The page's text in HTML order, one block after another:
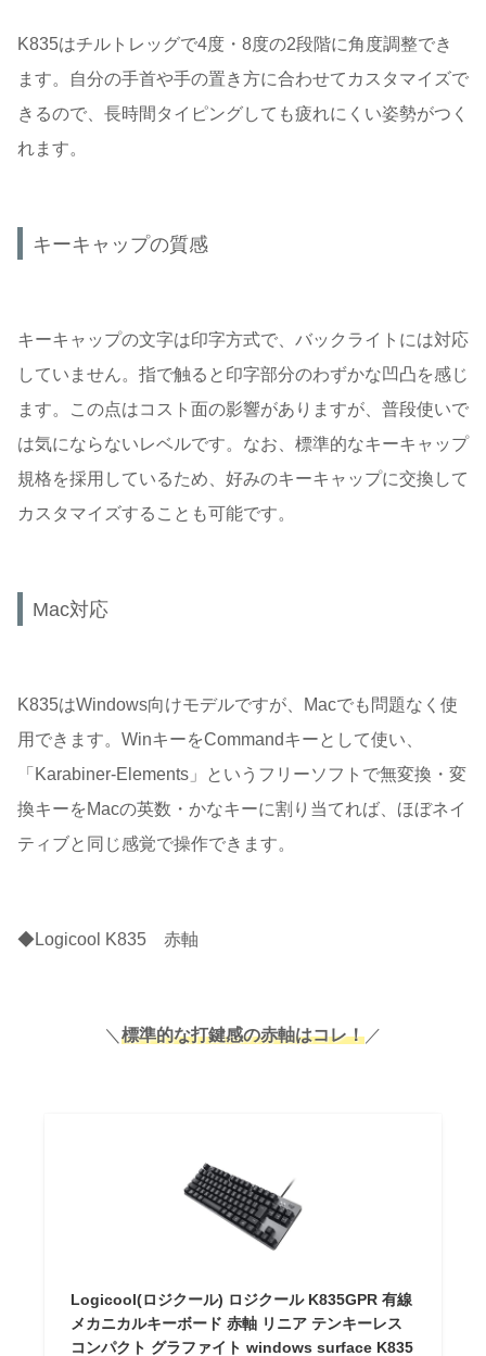
K835はチルトレッグで4度・8度の2段階に角度調整でき
ます。自分の手首や手の置き方に合わせてカスタマイズで
きるので、長時間タイピングしても疲れにくい姿勢がつく
れます。
キーキャップの質感
キーキャップの文字は印字方式で、バックライトには対応
していません。指で触ると印字部分のわずかな凹凸を感じ
ます。この点はコスト面の影響がありますが、普段使いで
は気にならないレベルです。なお、標準的なキーキャップ
規格を採用しているため、好みのキーキャップに交換して
カスタマイズすることも可能です。
Mac対応
K835はWindows向けモデルですが、Macでも問題なく使
用できます。WinキーをCommandキーとして使い、
「Karabiner-Elements」というフリーソフトで無変換・変
換キーをMacの英数・かなキーに割り当てれば、ほぼネイ
ティブと同じ感覚で操作できます。
◆Logicool K835 赤軸
＼ 標準的な打鍵感の赤軸はコレ！／
Logicool(ロジクール) ロジクール K835GPR 有線
メカニカルキーボード 赤軸 リニア テンキーレス
コンパクト グラファイト windows surface K835